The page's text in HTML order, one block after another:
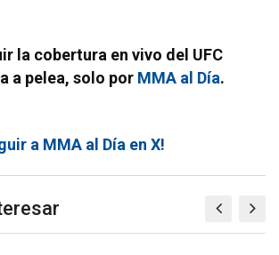
la cobertura en vivo del UFC
a pelea, solo por MMA al Día.
a MMA al Día en X!